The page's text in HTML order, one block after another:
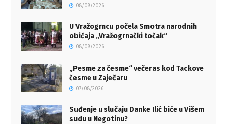
08/08/2026
U Vražogrncu počela Smotra narodnih
običaja „Vražogrnački točak“
08/08/2026
„Pesme za česme“ večeras kod Tackove
česme u Zaječaru
07/08/2026
Suđenje u slučaju Danke Ilić biće u Višem
sudu u Negotinu?